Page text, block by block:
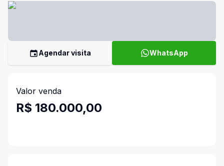
Agendar visita WhatsApp
Valor venda
R$ 180.000,00